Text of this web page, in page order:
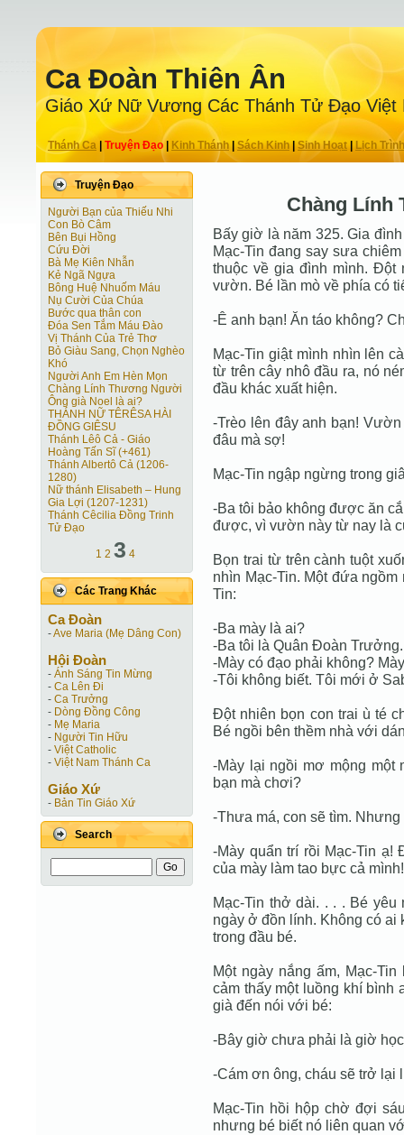
Ca Ðoàn Thiên Ân
Giáo Xứ Nữ Vương Các Thánh Tử Ðạo Việt
Thánh Ca Truyện Ðạo| Kinh Thánh Sách Kinh|Sinh Hoạt| Lịch Trình
Truyện Ðạo
Người Bạn của Thiếu Nhi
Con Bò Câm
Bên Bụi Hồng
Cứu Đời
Bà Mẹ Kiên Nhẫn
Kẻ Ngã Ngựa
Bông Huệ Nhuốm Máu
Nụ Cười Của Chúa
Bước qua thân con
Đóa Sen Tắm Máu Đào
Vị Thánh Của Trẻ Thơ
Bỏ Giàu Sang, Chọn Nghèo
Khó
Người Anh Em Hèn Mọn
Chàng Lính Thương Người
Ông già Noel là ai?
THÁNH NỮ TÊRÊSA HÀI
ÐỒNG GIÊSU
Thánh Lêô Cả - Giáo
Hoàng Tấn Sĩ (+461)
Thánh Albertô Cả (1206-
1280)
Nữ thánh Elisabeth – Hung
Gia Lợi (1207-1231)
Thánh Cêcilia Đồng Trinh
Tử Đạo
1 2 3 4
Các Trang Khác
Ca Ðoàn
-Ave Maria (Mẹ Dâng Con)
Hội Ðoàn
- Ánh Sáng Tin Mừng
- Ca Lên Đi
- Ca Trưởng
- Dòng Đồng Công
- Mẹ Maria
- Người Tin Hữu
- Việt Catholic
- Việt Nam Thánh Ca
Giáo Xứ
- Bản Tin Giáo Xứ
Search
Chàng
Bấy giờ là năm 325. Gia
Mạc-Tin đang say sưa
thuộc về gia đình mình. Đột
vườn. Bé lần mò về phía có
-Ê anh bạn! Ăn táo không?
Mạc-Tin giật mình nhìn lên
từ trên cây nhô đầu ra, nó
đầu khác xuất hiện.
-Trèo lên đây anh bạn!
đâu mà sợ!
Mạc-Tin ngập ngừng trong
-Ba tôi bảo không được ăn
được, vì vườn này từ nay là
Bọn trai từ trên cành tuột
nhìn Mạc-Tin. Một đứa
Tin:
-Ba mày là ai?
-Ba tôi là Quân Đoàn Trưởng.
-Mày có đạo phải không?
-Tôi không biết. Tôi mới ở
Đột nhiên bọn con trai ù té
Bé ngồi bên thềm nhà với
-Mày lại ngồi mơ mộng một
bạn mà chơi?
-Thưa má, con sẽ tìm. Nhưng
-Mày quẩn trí rồi Mạc-Tin
của mày làm tao bực cả mình!
Mạc-Tin thở dài. . . . Bé
ngày ở đồn lính. Không có ai
trong đầu bé.
Một ngày nắng ấm, Mạc-
cảm thấy một luồng khí bình
già đến nói với bé:
-Bây giờ chưa phải là giờ
-Cám ơn ông, cháu sẽ trở lại
Mạc-Tin hồi hộp chờ đợi
nhưng bé biết nó liên quan